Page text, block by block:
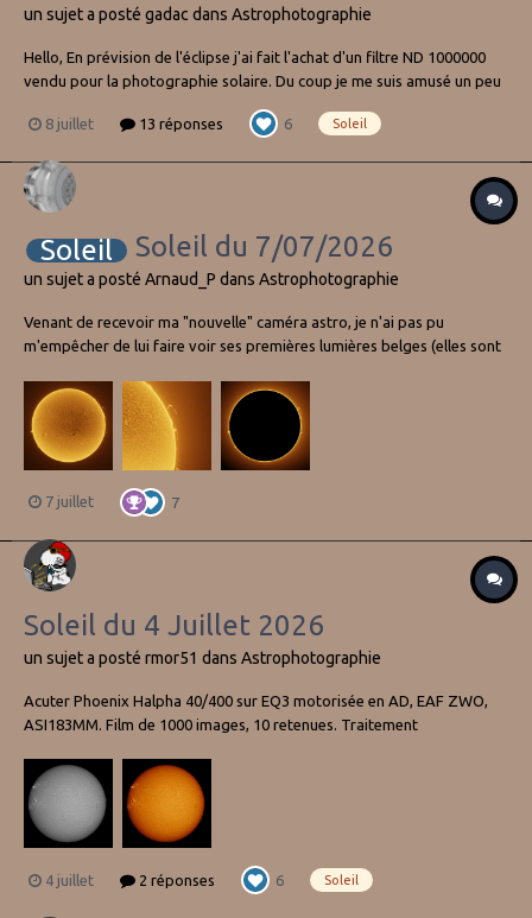
un sujet a posté gadac dans Astrophotographie
Hello, En prévision de l'éclipse j'ai fait l'achat d'un filtre ND 1000000
vendu pour la photographie solaire. Du coup je me suis amusé un peu
soleil jusqu'ici. Voici donc ma tentative: Acquisiti...
8 juillet 13 réponses 6 Soleil
Soleil Soleil du 7/07/2026
un sujet a posté Arnaud_P dans Astrophotographie
Venant de recevoir ma "nouvelle" caméra astro, je n'ai pas pu
m'empêcher de lui faire voir ses premières lumières belges (elles sont
première jeunesse donc, mais un bon compriomis entre capacités en
solaires et en ciel profond !...
7 juillet 7
Soleil du 4 Juillet 2026
un sujet a posté rmor51 dans Astrophotographie
Acuter Phoenix Halpha 40/400 sur EQ3 motorisée en AD, EAF ZWO,
ASI183MM. Film de 1000 images, 10 retenues. Traitement
GIMP.
4 juillet 2 réponses 6 Soleil